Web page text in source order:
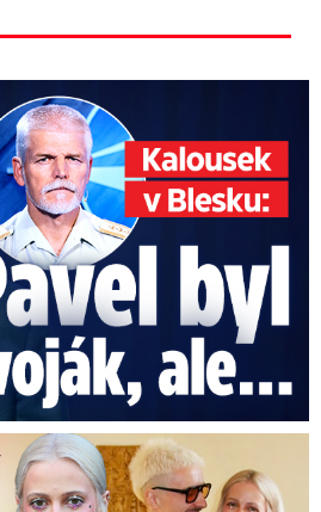
Pavlem jsem se nesmířil!
Kovalové: Slavím! Manžel se ...